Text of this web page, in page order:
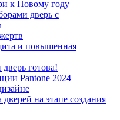
к Новому году
дверь с
и повышенная
готова!
Pantone 2024
на этапе создания